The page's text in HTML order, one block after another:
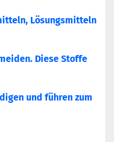
Lösungsmitteln
Diese Stoffe
und führen zum